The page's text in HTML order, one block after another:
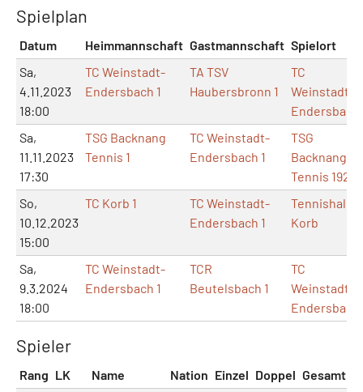
Spielplan
Datum Heimmannschaft Gastmannschaft Spielort
Sa,
4.11.2023
18:00
TC Weinstadt-
Endersbach 1
TA TSV
Haubersbronn 1
TC
Weinstadt-
Endersbach
Sa,
11.11.2023
17:30
TSG Backnang
Tennis 1
TC Weinstadt-
Endersbach 1
TSG
Backnang
Tennis 1925
So,
10.12.2023
15:00
TC Korb 1
TC Weinstadt-
Endersbach 1
Tennishalle
Korb
Sa,
9.3.2024
18:00
TC Weinstadt-
Endersbach 1
TCR
Beutelsbach 1
TC
Weinstadt-
Endersbach
Spieler
Rang LK Name Nation Einzel Doppel Gesamt